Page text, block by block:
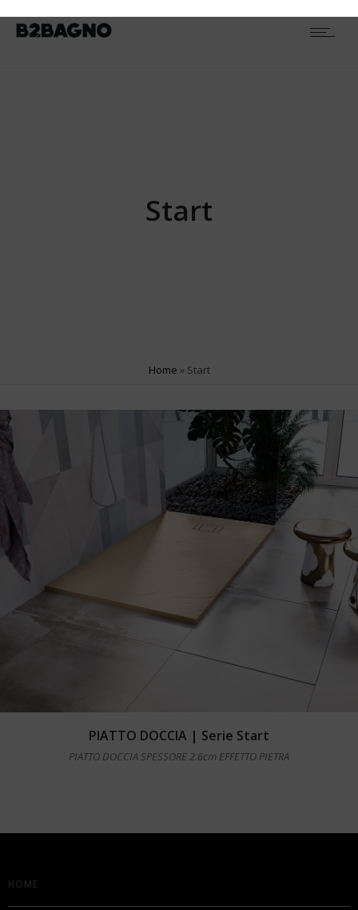
Start
Home » Start
Leggi tutto
PIATTO DOCCIA | Serie Start
PIATTO DOCCIA SPESSORE 2.6cm EFFETTO PIETRA
TIPOLOGIA
Piatto doccia senza bordo
HOME